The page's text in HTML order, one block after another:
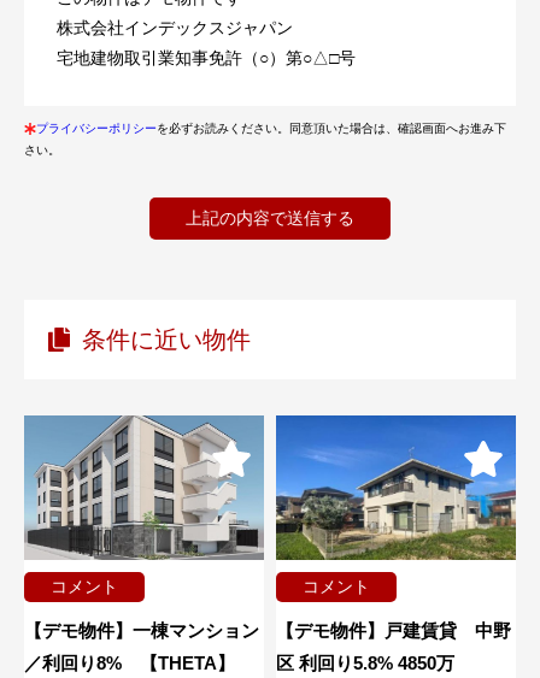
株式会社インデックスジャパン
宅地建物取引業知事免許（○）第○△□号
プライバシーポリシーを必ずお読みください。同意頂いた場合は、確認画面へお進み下
さい。
条件に近い物件
コメント
【デモ物件】一棟マンション
／利回り8% 【THETA】
コメント
【デモ物件】戸建賃貸 中野
区 利回り5.8% 4850万